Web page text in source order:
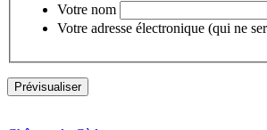
Votre nom
Votre adresse électronique (qui ne